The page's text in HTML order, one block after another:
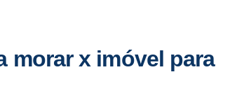
morar x imóvel para